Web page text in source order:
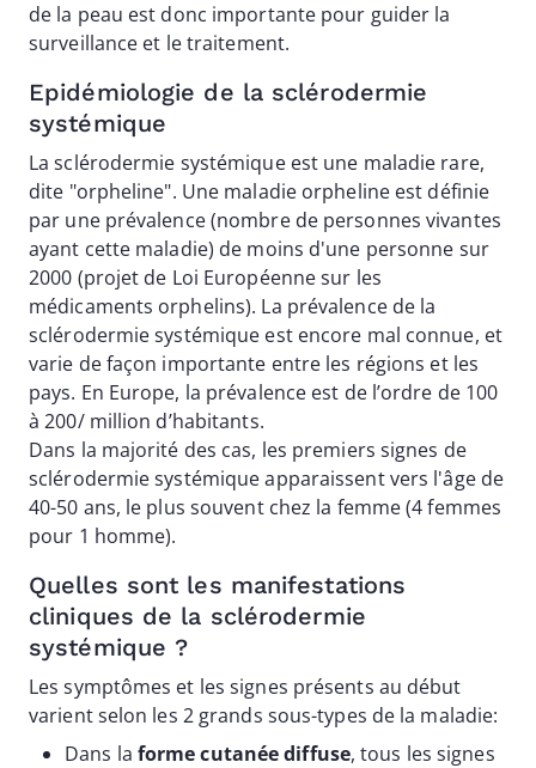
de la peau est donc importante pour guider la
surveillance et le traitement.
Epidémiologie de la sclérodermie
systémique
La sclérodermie systémique est une maladie rare,
dite "orpheline". Une maladie orpheline est définie
par une prévalence (nombre de personnes vivantes
ayant cette maladie) de moins d'une personne sur
2000 (projet de Loi Européenne sur les
médicaments orphelins). La prévalence de la
sclérodermie systémique est encore mal connue, et
varie de façon importante entre les régions et les
pays. En Europe, la prévalence est de l’ordre de 100
à 200/ million d’habitants.
Dans la majorité des cas, les premiers signes de
sclérodermie systémique apparaissent vers l'âge de
40-50 ans, le plus souvent chez la femme (4 femmes
pour 1 homme).
Quelles sont les manifestations
cliniques de la sclérodermie
systémique ?
Les symptômes et les signes présents au début
varient selon les 2 grands sous-types de la maladie:
Dans la forme cutanée diffuse, tous les signes